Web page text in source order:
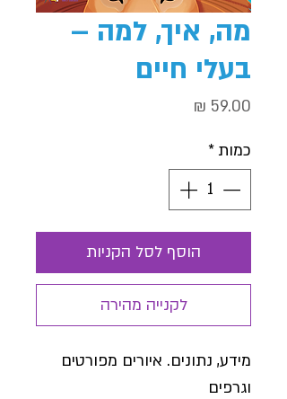
מה, איך, למה –
בעלי חיים
כמות*
הוסף לסל הקניות
לקנייה מהירה
מידע, נתונים. איורים מפורטים
וגרפים